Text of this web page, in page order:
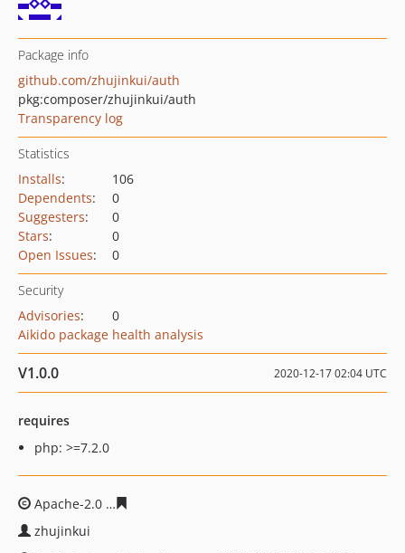
Package info
github.com/zhujinkui/auth
pkg:composer/zhujinkui/auth
Transparency log
Statistics
Installs:
106
Dependents:
0
Suggesters:
0
Stars:
0
Open Issues: 0
Security
Advisories:
0
Aikido package health analysis
V1.0.0 2020-12-17 02:04 UTC
requires
php: >=7.2.0
Apache-2.0
zhujinkui